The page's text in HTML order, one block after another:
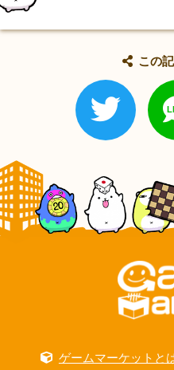
この
ゲームマーケットと